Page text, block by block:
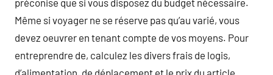
préconise que si vous disposez du budget nécessaire.
Même si voyager ne se réserve pas qu’au varié, vous
devez oeuvrer en tenant compte de vos moyens. Pour
entreprendre de, calculez les divers frais de logis,
d’alimentation, de déplacement et le prix du article